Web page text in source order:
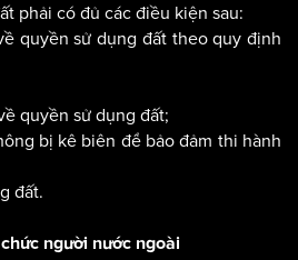
phải có đủ các điều kiện sau:
quyền sử dụng đất theo quy định
quyền sử dụng đất;
bị kê biên để bảo đảm thi hành
đất.
người nước ngoài